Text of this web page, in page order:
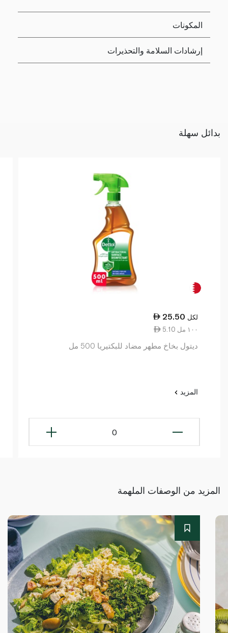
المكونات
إرشادات السلامة والتحذيرات
بدائل سهلة
25.50 لكل
5.10 ١٠٠ مل
ديتول بخاخ مطهر مضاد للبكتيريا 500 مل
المزيد
0
المزيد من الوصفات الملهمة